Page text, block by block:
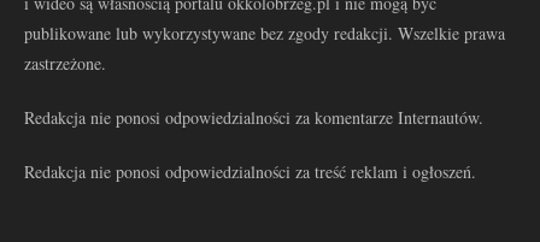
publikowane lub wykorzystywane bez zgody redakcji. Wszelkie prawa
zastrzeżone.
Redakcja nie ponosi odpowiedzialności za komentarze Internautów.
Redakcja nie ponosi odpowiedzialności za treść reklam i ogłoszeń.